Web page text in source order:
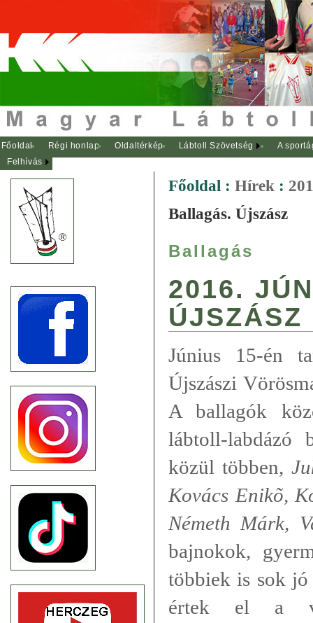
Főoldal Régi honlap Oldaltérkép Lábtoll Szövetség
A
Felhívás
Főoldal : Hírek :
Ballagás. Újszász
Ballagás
2016.
ÚJSZÁSZ
Június 15-én
Újszászi
A ballagók
lábtoll-labdázó
közül többen,
Kovács Enikõ,
Németh Márk,
bajnokok,
többiek is sok jó
értek el a